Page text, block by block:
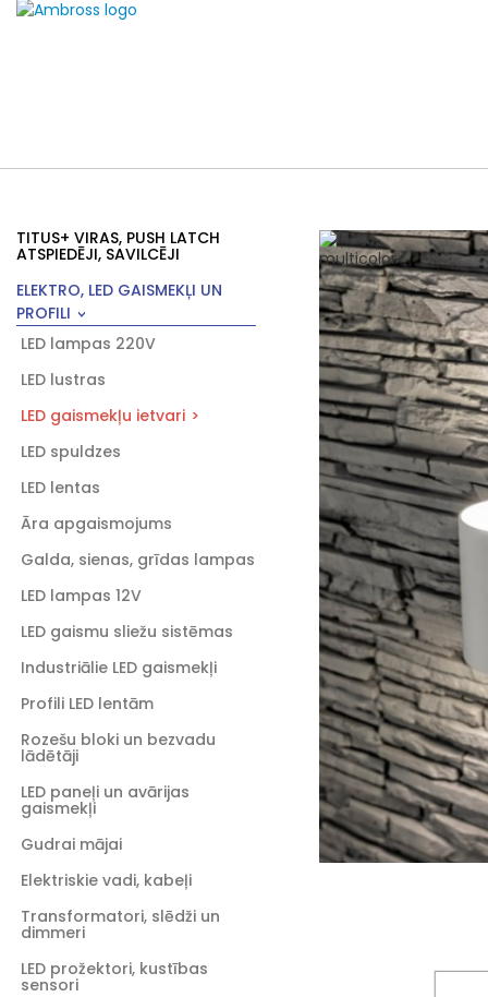
TITUS+ VIRAS, PUSH LATCH
ATSPIEDĒJI, SAVILCĒJI
ELEKTRO, LED GAISMEKĻI UN
PROFILI
LED lampas 220V
LED lustras
LED gaismekļu ietvari
LED spuldzes
LED lentas
Āra apgaismojums
Galda, sienas, grīdas lampas
LED lampas 12V
LED gaismu sliežu sistēmas
Industriālie LED gaismekļi
Profili LED lentām
Rozešu bloki un bezvadu
lādētāji
LED paneļi un avārijas
gaismekļi
Gudrai mājai
Elektriskie vadi, kabeļi
Transformatori, slēdži un
dimmeri
LED prožektori, kustības
sensori